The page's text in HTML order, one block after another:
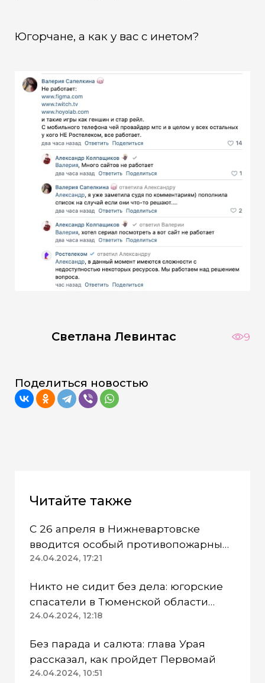
Югорчане, а как у вас с инетом?
Светлана Левинтас 9
Поделиться новостью
Читайте также
С 26 апреля в Нижневартовске
вводится особый противопожарный
режим
24.04.2024, 17:21
Никто не сидит без дела: югорские
спасатели в Тюменской области
работают в две смены
24.04.2024, 12:18
Без парада и салюта: глава Урая
рассказал, как пройдет Первомай
24.04.2024, 10:51